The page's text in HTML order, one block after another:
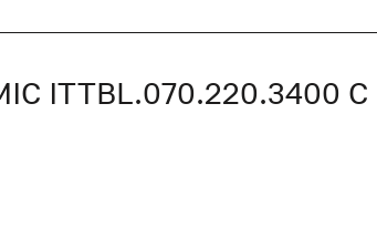
ITTBL.070.220.3400